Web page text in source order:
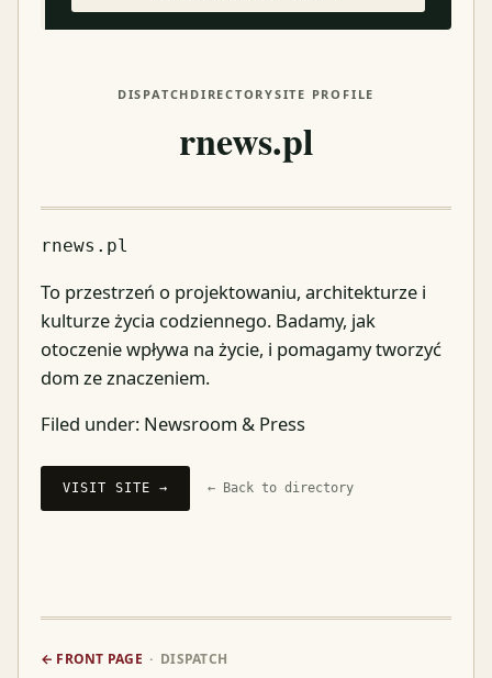
DISPATCH DIRECTORYSITE PROFILE
rnews.pl
rnews.pl
To przestrzeń o projektowaniu, architekturze i
kulturze życia codziennego. Badamy, jak
otoczenie wpływa na życie, i pomagamy tworzyć
dom ze znaczeniem.
Filed under: Newsroom & Press
VISIT SITE → ← Back to directory
← FRONT PAGE · DISPATCH